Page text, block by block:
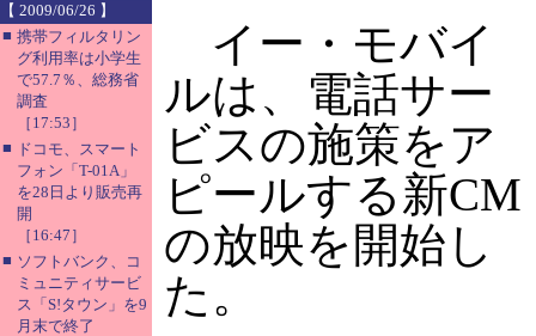
【 2009/06/26 】
■ 携帯フィルタリン
グ利用率は小学生
で57.7％、総務省
調査
［17:53］
■ ドコモ、スマート
フォン「T-01A」
を28日より販売再
開
［16:47］
■ ソフトバンク、コ
ミュニティサービ
ス「S!タウン」を9
月末で終了
イー・モバイ
ルは、電話サー
ビスの施策をア
ピールする新CM
の放映を開始し
た。